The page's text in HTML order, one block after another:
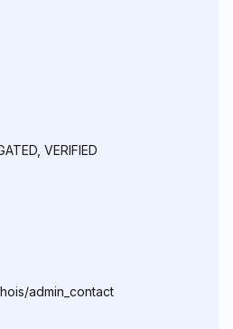
VERIFIED
admin_contact